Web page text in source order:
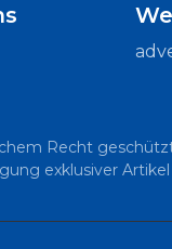
Recht
exklusiver